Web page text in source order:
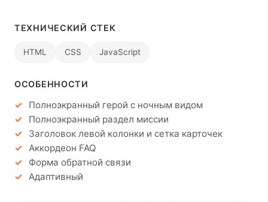
ТЕХНИЧЕСКИЙ СТЕК
HTML CSS JavaScript
ОСОБЕННОСТИ
Полноэкранный герой с ночным видом
Полноэкранный раздел миссии
Заголовок левой колонки и сетка карточек
Аккордеон FAQ
Форма обратной связи
Адаптивный